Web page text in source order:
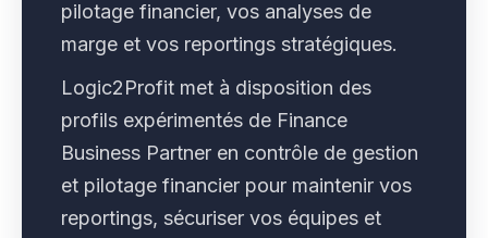
pilotage financier, vos analyses de
marge et vos reportings stratégiques.
Logic2Profit met à disposition des
profils expérimentés de Finance
Business Partner en contrôle de gestion
et pilotage financier pour maintenir vos
reportings, sécuriser vos équipes et